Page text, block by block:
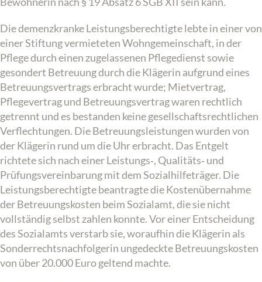
Die demenzkranke Leistungsberechtigte lebte in einer von
einer Stiftung vermieteten Wohngemeinschaft, in der
Pflege durch einen zugelassenen Pflegedienst sowie
gesondert Betreuung durch die Klägerin aufgrund eines
Betreuungsvertrags erbracht wurde; Mietvertrag,
Pflegevertrag und Betreuungsvertrag waren rechtlich
getrennt und es bestanden keine gesellschaftsrechtlichen
Verflechtungen. Die Betreuungsleistungen wurden von
der Klägerin rund um die Uhr erbracht. Das Entgelt
richtete sich nach einer Leistungs‑, Qualitäts‑ und
Prüfungsvereinbarung mit dem Sozialhilfeträger. Die
Leistungsberechtigte beantragte die Kostenübernahme
der Betreuungskosten beim Sozialamt, die sie nicht
vollständig selbst zahlen konnte. Vor einer Entscheidung
des Sozialamts verstarb sie, woraufhin die Klägerin als
Sonderrechtsnachfolgerin ungedeckte Betreuungskosten
von über 20.000 Euro geltend machte.